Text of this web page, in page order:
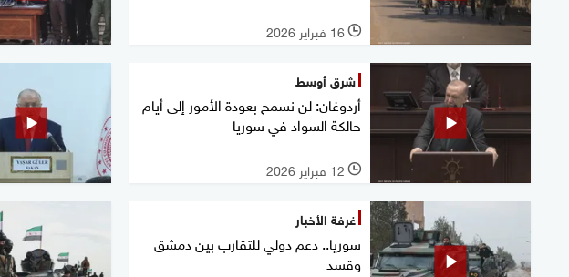
l 16 فبراير 2026
شرق أوسط
أردوغان: لن نسمح بعودة الأمور إلى أيام
حالكة السواد في سوريا
l 12 فبراير 2026
غرفة الأخبار
سوريا.. دعم دولي للتقارب بين دمشق
وقسد